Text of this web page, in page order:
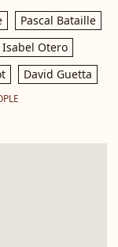
Pascal Bataille
Isabel Otero
David Guetta